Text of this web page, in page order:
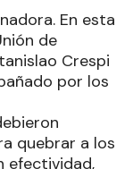
En esta
de
Crespi
por los
quebrar a los
efectividad,